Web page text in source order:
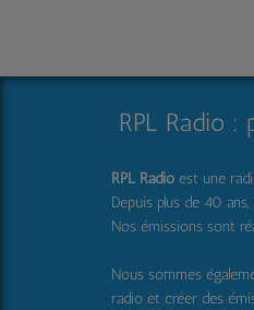
RPL Radio :
RPL Radio est une
Depuis plus de 40
Nos émissions sont
Nous sommes
radio et créer des